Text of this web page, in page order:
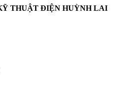
THUẬT ĐIỆN HUỲNH LAI